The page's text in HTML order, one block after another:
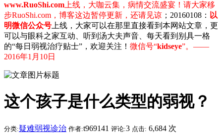
www.RuoShi.com 上线，大咖云集，病情交流盛宴！请大家移
步RuoShi.com，博客这边暂停更新，还请见谅 ；20160108： 以
明微信公众号 上线，大家可以在那里直接看到本网站文章，更
可以与眼科之家互动、听到汤大夫声音、每天看到别具一格
的“每日弱视治疗贴士”，欢迎关注！ 微信号“kidseye”。——
2016年1月10日
这个孩子是什么类型的弱视？
分类:疑难弱视诊治 作者:t969141 评论:3 点击: 6,684 次